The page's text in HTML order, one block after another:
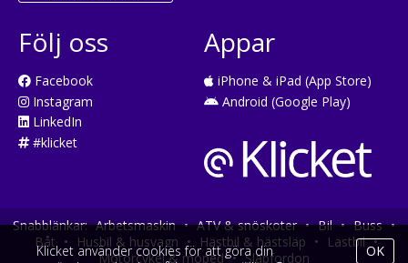
Följ oss
Facebook
Instagram
LinkedIn
#klicket
Appar
iPhone & iPad (App Store)
Android (Google Play)
Snabblänkar: Arbetsmaskin • ATV & snöskoter • Bil • Buss •
Båt • Husbil & husvagn • Hästbil & hästsläp • Lastbil •
Motorcykel & moped • Släpfordon
Klicket använder cookies för att göra din
OK